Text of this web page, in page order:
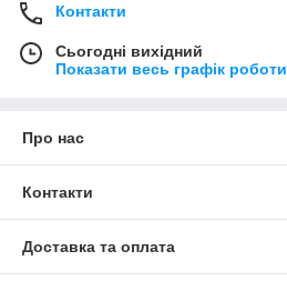
Контакти
Сьогодні вихідний
Показати весь графік роботи
Про нас
Контакти
Доставка та оплата